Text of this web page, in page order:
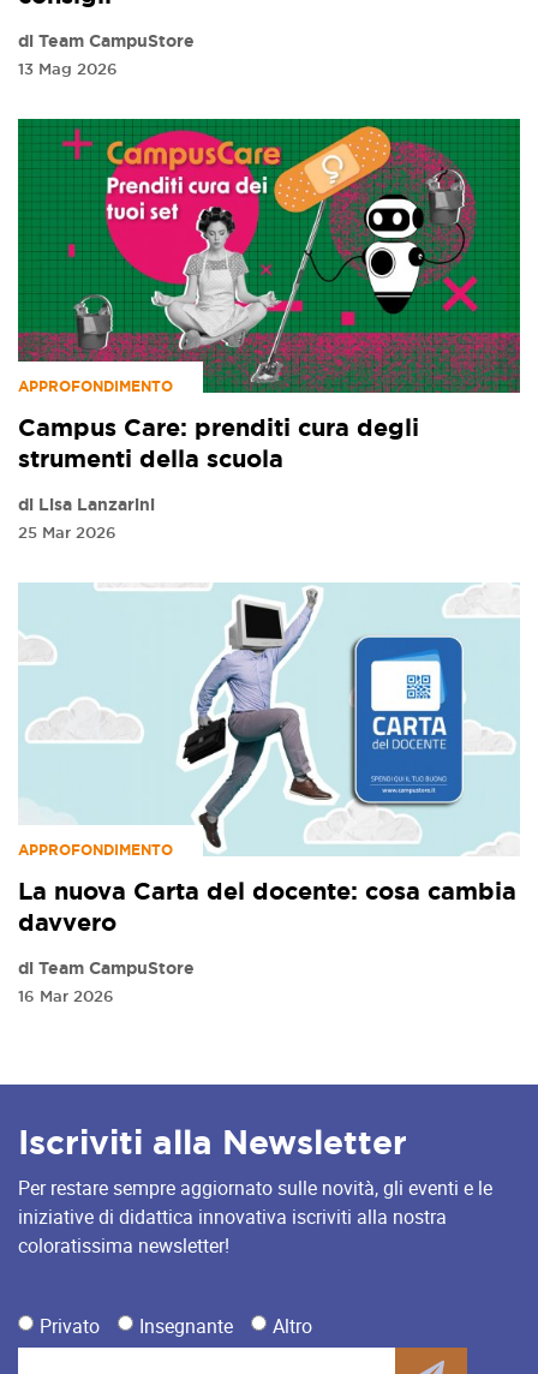
di Team CampuStore
13 Mag 2026
APPROFONDIMENTO
Campus Care: prenditi cura degli
strumenti della scuola
di Lisa Lanzarini
25 Mar 2026
APPROFONDIMENTO
La nuova Carta del docente: cosa cambia
davvero
di Team CampuStore
16 Mar 2026
Iscriviti alla Newsletter
Per restare sempre aggiornato sulle novità, gli eventi e le
iniziative di didattica innovativa iscriviti alla nostra
coloratissima newsletter!
Privato Insegnante Altro